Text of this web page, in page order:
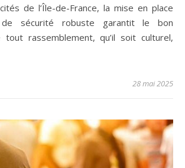
de l’Île-de-France, la mise en place
de sécurité robuste garantit le bon
tout rassemblement, qu’il soit culturel,
28 mai 2025